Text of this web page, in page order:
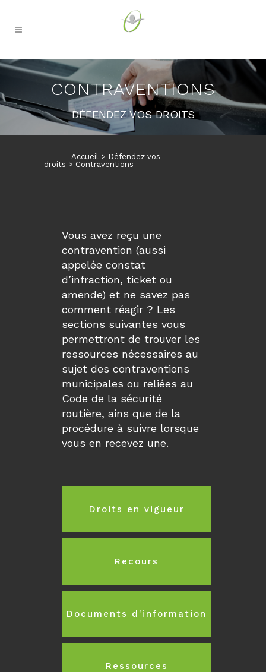
CONTRAVENTIONS
DÉFENDEZ VOS DROITS
> Défendez vos
droits > Contraventions
Vous avez reçu une
contravention (aussi
appelée constat
d’infraction, ticket ou
amende) et ne savez pas
comment réagir ? Les
sections suivantes vous
permettront de trouver les
ressources nécessaires au
sujet des contraventions
municipales ou reliées au
Code de la sécurité
routière, ains que de la
procédure à suivre lorsque
vous en recevez une.
Droits en vigueur
Recours
Documents d'information
Ressources